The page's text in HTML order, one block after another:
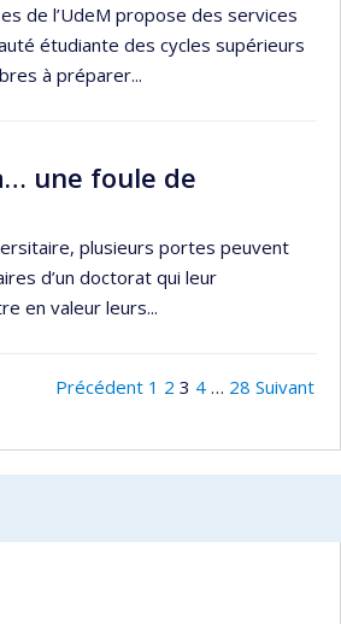
de l’UdeM propose des services
étudiante des cycles supérieurs
à préparer...
une foule de
plusieurs portes peuvent
d’un doctorat qui leur
en valeur leurs...
Précédent 1 2 3 4 … 28 Suivant